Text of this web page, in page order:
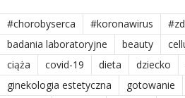
#chorobyserca #koronawirus
badania laboratoryjne
beauty
ciąża
covid-19 dieta dziecko
ginekologia estetyczna
gotowanie